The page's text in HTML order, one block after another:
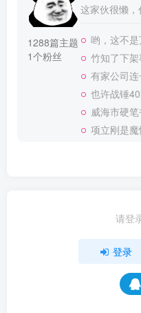
1288篇主题
1个粉丝
这家伙很懒
哟，这不是
竹知了下
有家公司连一点点声
也许战锤
威海市硬
项立刚是
请登
登录